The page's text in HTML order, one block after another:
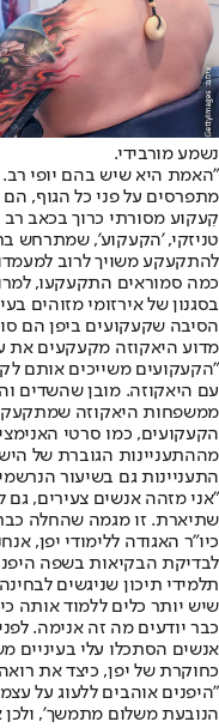
נשמע מורבידי.
"האמת היא שיש בהם יופי
מתפרסים על פני כל הגוף,
קִעקוע מסורתי כרוך בכאב רב
טניזקי, 'הקעקוע', שמתרחש
להתקעקע משויך לרוב
כמה סמוראים התקעקעו,
בסגנון של אירזומי מזוהים
הסיבה שקעקועים ביפן הם
מדוע היאקוזה מקעקעים את
"הקעקועים משייכים אותם
עם היאקוזה. מובן שהשדים
ממשפחות היאקוזה
הקעקועים, כמו סרטי
מההתעניינות הגוברת של
התעניינות גם בשיעור
"אני מזהה אנשים צעירים, גם
כיו"ר האגודה ללימודי יפן,
לבדיקת הבקיאות בשפה
תלמידי תיכון שניגשים
שיש יותר כלים ללמוד אותה
אנשים הסתכלו עלי בעיניים
כחוקרת של יפן, כיצד את
"היפנים אוהבים ללעוג על
הנובעת משלום מתמשך',